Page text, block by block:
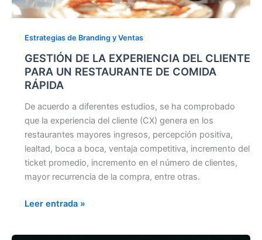
Estrategias de Branding y Ventas
GESTIÓN DE LA EXPERIENCIA DEL CLIENTE
PARA UN RESTAURANTE DE COMIDA
RÁPIDA
De acuerdo a diferentes estudios, se ha comprobado
que la experiencia del cliente (CX) genera en los
restaurantes mayores ingresos, percepción positiva,
lealtad, boca a boca, ventaja competitiva, incremento del
ticket promedio, incremento en el número de clientes,
mayor recurrencia de la compra, entre otras.
Leer entrada »